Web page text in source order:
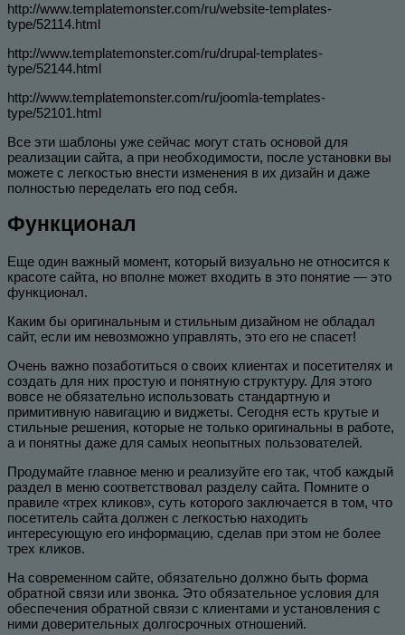
http://www.templatemonster.com/ru/website-templates-
type/52114.html
http://www.templatemonster.com/ru/drupal-templates-
type/52144.html
http://www.templatemonster.com/ru/joomla-templates-
type/52101.html
Все эти шаблоны уже сейчас могут стать основой для
реализации сайта, а при необходимости, после установки вы
можете с легкостью внести изменения в их дизайн и даже
полностью переделать его под себя.
Функционал
Еще один важный момент, который визуально не относится к
красоте сайта, но вполне может входить в это понятие — это
функционал.
Каким бы оригинальным и стильным дизайном не обладал
сайт, если им невозможно управлять, это его не спасет!
Очень важно позаботиться о своих клиентах и посетителях и
создать для них простую и понятную структуру. Для этого
вовсе не обязательно использовать стандартную и
примитивную навигацию и виджеты. Сегодня есть крутые и
стильные решения, которые не только оригинальны в работе,
а и понятны даже для самых неопытных пользователей.
Продумайте главное меню и реализуйте его так, чтоб каждый
раздел в меню соответствовал разделу сайта. Помните о
правиле «трех кликов», суть которого заключается в том, что
посетитель сайта должен с легкостью находить
интересующую его информацию, сделав при этом не более
трех кликов.
На современном сайте, обязательно должно быть форма
обратной связи или звонка. Это обязательное условия для
обеспечения обратной связи с клиентами и установления с
ними доверительных долгосрочных отношений.